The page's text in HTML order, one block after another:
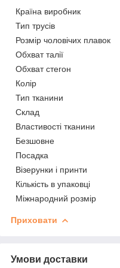
Країна виробник
Тип трусів
Розмір чоловічих плавок
Обхват талії
Обхват стегон
Колір
Тип тканини
Склад
Властивості тканини
Безшовне
Посадка
Візерунки і принти
Кількість в упаковці
Міжнародний розмір
Приховати
Умови доставки